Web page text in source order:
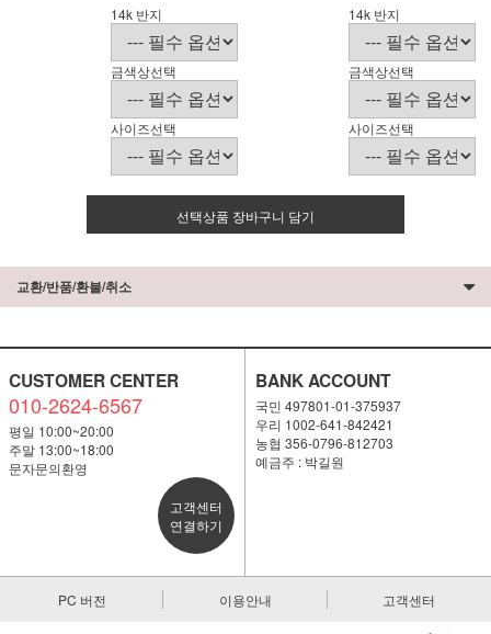
14k 반지
금색상선택
사이즈선택
14k 반지
금색상선택
사이즈선택
선택상품 장바구니 담기
교환/반품/환불/취소
CUSTOMER CENTER
010-2624-6567
평일 10:00~20:00
주말 13:00~18:00
문자문의환영
고객센터
연결하기
BANK ACCOUNT
국민 497801-01-375937
우리 1002-641-842421
농협 356-0796-812703
예금주 : 박길원
PC 버전 이용안내 고객센터